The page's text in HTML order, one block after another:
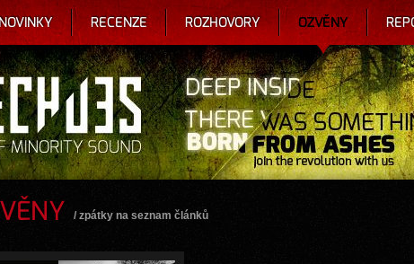
RECENZE ROZHOVORY OZVĚNY
/ zpátky na seznam článků